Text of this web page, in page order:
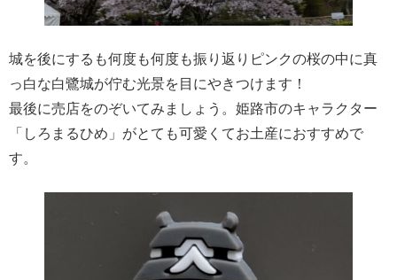
城を後にするも何度も何度も振り返りピンクの桜の中に真
っ白な白鷺城が佇む光景を目にやきつけます！
最後に売店をのぞいてみましょう。姫路市のキャラクター
「しろまるひめ」がとても可愛くてお土産におすすめで
す。